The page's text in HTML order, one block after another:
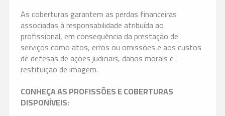
As coberturas garantem as perdas financeiras
associadas à responsabilidade atribuída ao
profissional, em consequência da prestação de
serviços como atos, erros ou omissões e aos custos
de defesas de ações judiciais, danos morais e
restituição de imagem.
CONHEÇA AS PROFISSÕES E COBERTURAS
DISPONÍVEIS: